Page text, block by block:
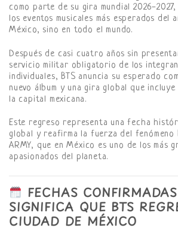
como parte de su gira mundial 2026-
los eventos musicales más esperados del
México, sino en todo el mundo.
Después de casi cuatro años sin
servicio militar obligatorio de los
individuales, BTS anuncia su esperado
nuevo álbum y una gira global que
la capital mexicana.
Este regreso representa una fecha
global y reafirma la fuerza del fenómeno
ARMY, que en México es uno de los más
apasionados del planeta.
FECHAS
SIGNIFICA QUE BTS
CIUDAD DE MÉXICO